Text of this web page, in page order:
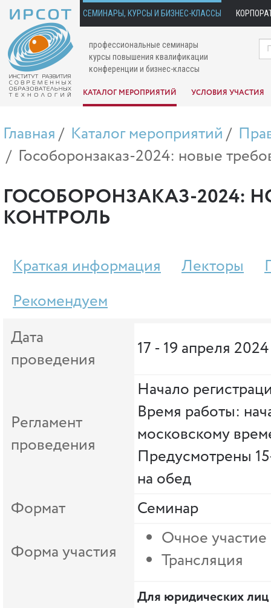
СЕМИНАРЫ, КУРСЫ И БИЗНЕС-КЛАССЫ
профессиональные семинары
курсы повышения квалификации
конференции и бизнес-классы
КАТАЛОГ МЕРОПРИЯТИЙ УСЛОВИЯ УЧАСТИЯ
Главная Каталог мероприятий
Гособоронзаказ-2024: новые
ГОСОБОРОНЗАКАЗ-2024:
КОНТРОЛЬ
Краткая информация Лекторы
Рекомендуем
Дата
проведения
17 - 19 апреля 2024
Регламент
проведения
Начало
Время работы:
московскому
Предусмотрены
на обед
Формат
Семинар
Форма участия
Очное
Трансляция
Для юридических лиц